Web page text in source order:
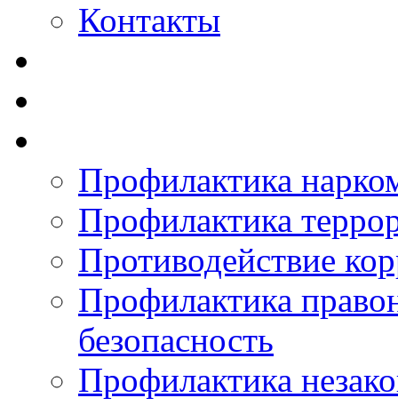
Контакты
Профилактика
Профилактика
Противодействие
Профилактика
безопасность
Профилактика